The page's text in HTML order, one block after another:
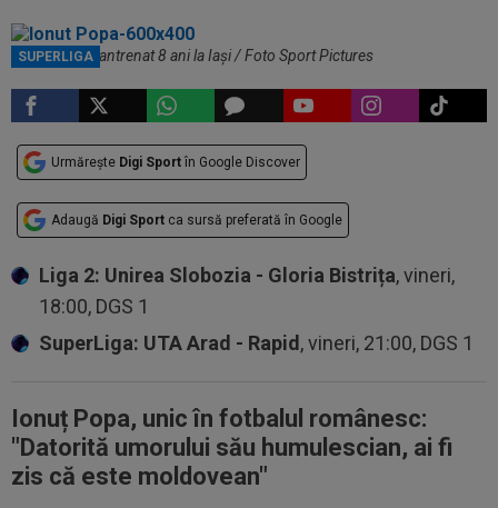
SUPERLIGA
Ionuț Popa a antrenat 8 ani la Iași / Foto Sport Pictures
Urmărește Digi Sport în Google Discover
Adaugă Digi Sport ca sursă preferată în Google
Liga 2: Unirea Slobozia - Gloria Bistrița, vineri,
18:00, DGS 1
SuperLiga: UTA Arad - Rapid , vineri, 21:00, DGS 1
Ionuț Popa, unic în fotbalul românesc:
"Datorită umorului său humulescian, ai fi
zis că este moldovean"